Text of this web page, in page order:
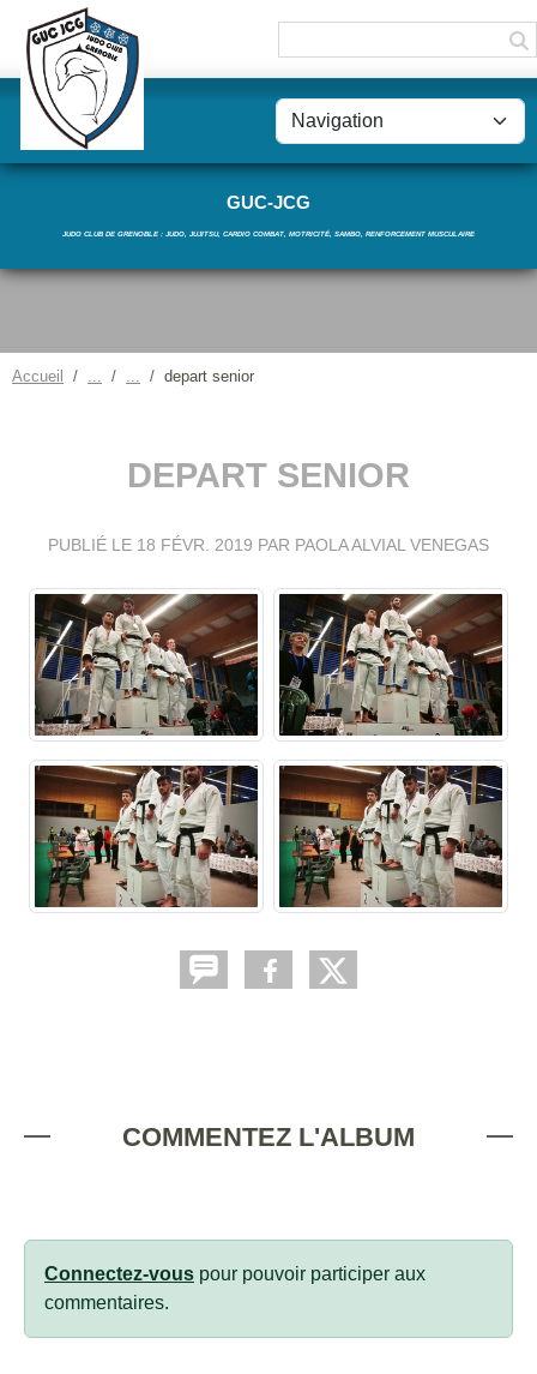
GUC-JCG
JUDO CLUB DE GRENOBLE : JUDO, JUJITSU, CARDIO COMBAT, MOTRICITÉ, SAMBO, RENFORCEMENT MUSCULAIRE
Accueil depart senior
DEPART SENIOR
PUBLIÉ LE 18 FÉVR. 2019 PAR PAOLA ALVIAL VENEGAS
COMMENTEZ L'ALBUM
Connectez-vous pour pouvoir participer aux
commentaires.
Panneau de gestion des cookies